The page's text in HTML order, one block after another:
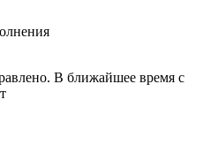
В ближайшее время с